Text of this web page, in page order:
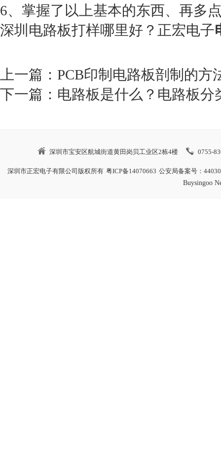
6、掌握了以上基本的东西、再多
深圳电路板打样哪里好？正宏电子
上一篇： PCB印制电路板剖制的方
下一篇： 电路板是什么？电路板分
深圳市宝安区航城街道黄田岗贝工业区2栋4楼 0755-
深圳市正宏电子有限公司版权所有 粤ICP备14070663 公安局备案号：
Buysingoo